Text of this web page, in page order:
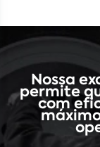
Nossa
permite
com